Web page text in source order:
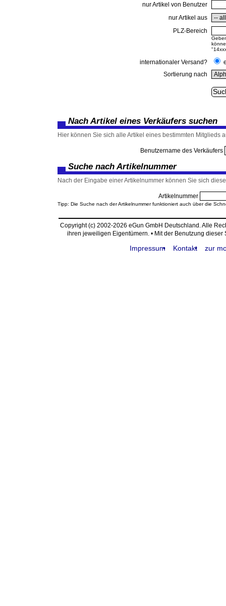
nur Artikel von Benutzer
nur Artikel aus
PLZ-Bereich
internationaler Versand?
Sortierung nach
Nach Artikel eines Verkäufers suchen
Hier können Sie sich alle Artikel eines bestimmten Mitglieds
Benutzername des Verkäufers
Suche nach Artikelnummer
Nach der Eingabe einer Artikelnummer können Sie sich
Artikelnummer
Tipp: Die Suche nach der Artikelnummer funktioniert auch über die
Copyright (c) 2002-2026 eGun GmbH Deutschland. Alle
ihren jeweiligen Eigentümern. • Mit der Benutzung
Impressum Kontakt zur